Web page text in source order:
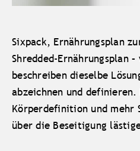
Sixpack, Ernährungsplan
Shredded-Ernährungsplan
beschreiben dieselbe
abzeichnen und definieren.
Körperdefinition und mehr
über die Beseitigung